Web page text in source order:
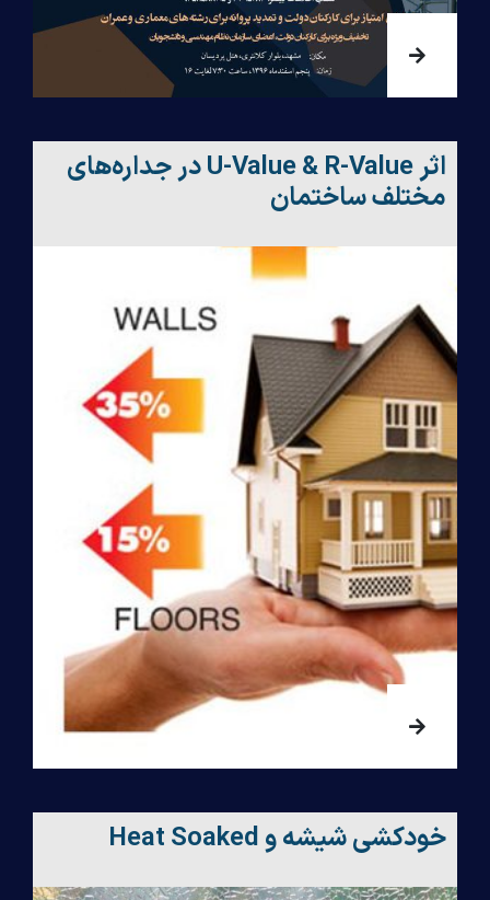
اثر U-Value & R-Value در جداره‌های
مختلف ساختمان
خودکشی شیشه و Heat Soaked